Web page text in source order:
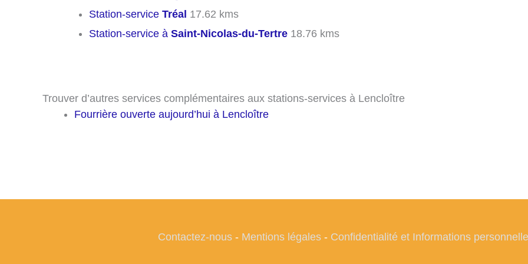
Station-service Tréal 17.62 kms
Station-service à Saint-Nicolas-du-Tertre 18.76 kms
Trouver d’autres services complémentaires aux stations-services à Lencloître
Fourrière ouverte aujourd’hui à Lencloître
Contactez-nous- Mentions légales- Confidentialité et Informations